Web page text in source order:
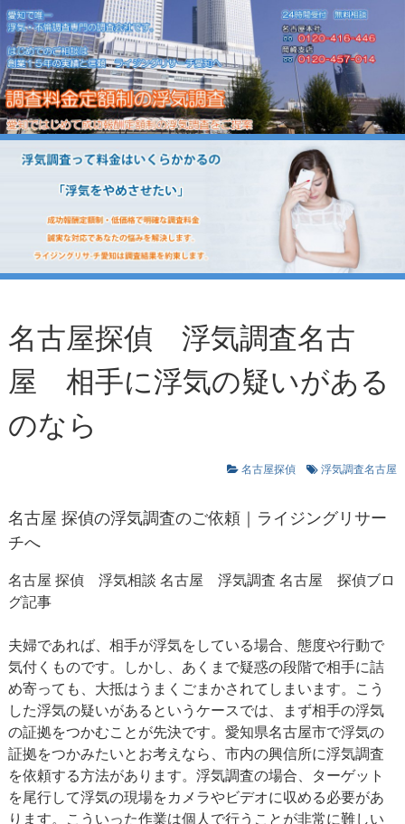
名古屋探偵 浮気調査名古
屋 相手に浮気の疑いがある
のなら
名古屋探偵 浮気調査名古屋
名古屋 探偵の浮気調査のご依頼｜ライジングリサー
チへ
名古屋 探偵 浮気相談 名古屋 浮気調査 名古屋 探偵ブロ
グ記事
夫婦であれば、相手が浮気をしている場合、態度や行動で
気付くものです。しかし、あくまで疑惑の段階で相手に詰
め寄っても、大抵はうまくごまかされてしまいます。こう
した浮気の疑いがあるというケースでは、まず相手の浮気
の証拠をつかむことが先決です。愛知県名古屋市で浮気の
証拠をつかみたいとお考えなら、市内の興信所に浮気調査
を依頼する方法があります。浮気調査の場合、ターゲット
を尾行して浮気の現場をカメラやビデオに収める必要があ
ります。こういった作業は個人で行うことが非常に難しい